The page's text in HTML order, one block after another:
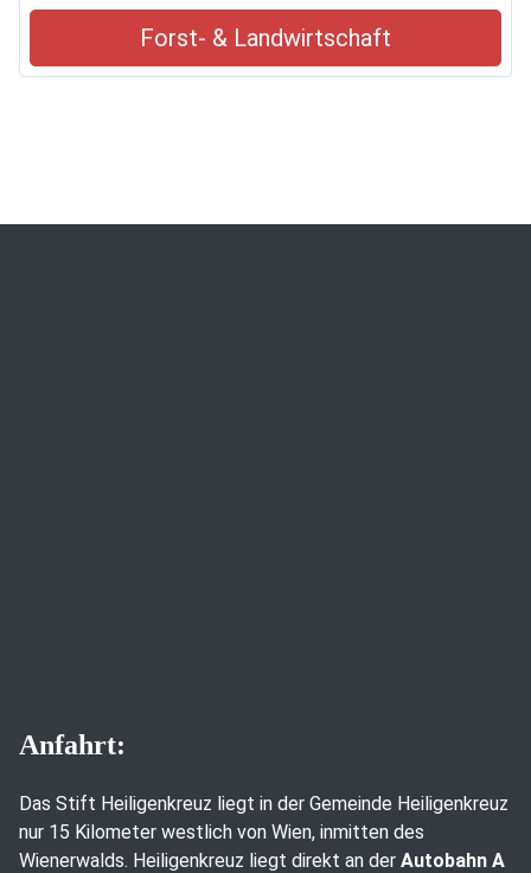
Forst- & Landwirtschaft
Anfahrt:
Das Stift Heiligenkreuz liegt in der Gemeinde Heiligenkreuz
nur 15 Kilometer westlich von Wien, inmitten des
Wienerwalds. Heiligenkreuz liegt direkt an der Autobahn A